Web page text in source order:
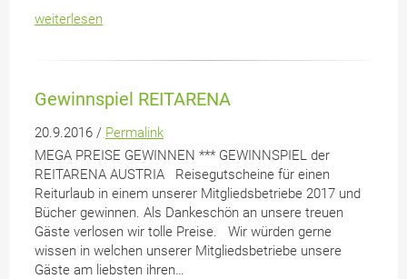
weiterlesen
Gewinnspiel REITARENA
20.9.2016 / Permalink
MEGA PREISE GEWINNEN *** GEWINNSPIEL der
REITARENA AUSTRIA Reisegutscheine für einen
Reiturlaub in einem unserer Mitgliedsbetriebe 2017 und
Bücher gewinnen. Als Dankeschön an unsere treuen
Gäste verlosen wir tolle Preise. Wir würden gerne
wissen in welchen unserer Mitgliedsbetriebe unsere
Gäste am liebsten ihren…